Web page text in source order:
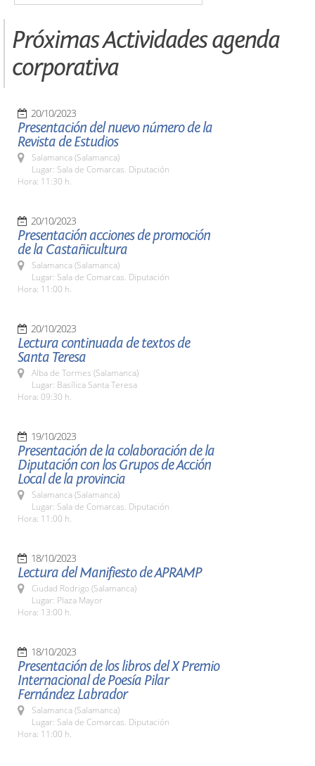
Próximas Actividades agenda
corporativa
20/10/2023
Presentación del nuevo número de la
Revista de Estudios
Salamanca (Salamanca)
Lugar: Sala de Comarcas. Diputación
Hora: 11:30 h.
20/10/2023
Presentación acciones de promoción
de la Castañicultura
Salamanca (Salamanca)
Lugar: Sala de Comarcas. Diputación
Hora: 11:00 h.
20/10/2023
Lectura continuada de textos de
Santa Teresa
Alba de Tormes (Salamanca)
Lugar: Basílica Santa Teresa
Hora: 09:30 h.
19/10/2023
Presentación de la colaboración de la
Diputación con los Grupos de Acción
Local de la provincia
Salamanca (Salamanca)
Lugar: Sala de Comarcas. Diputación
Hora: 11:00 h.
18/10/2023
Lectura del Manifiesto de APRAMP
Ciudad Rodrigo (Salamanca)
Lugar: Plaza Mayor
Hora: 13:00 h.
18/10/2023
Presentación de los libros del X Premio
Internacional de Poesía Pilar
Fernández Labrador
Salamanca (Salamanca)
Lugar: Sala de Comarcas. Diputación
Hora: 11:00 h.